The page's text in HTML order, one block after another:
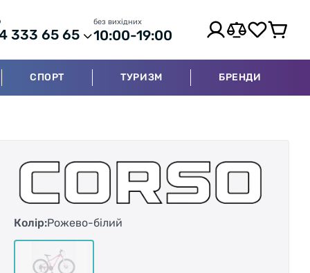
333 65 65
без вихідних
10:00-19:00
СПОРТ ТУРИЗМ БРЕНДИ
Колір:Рожево-білий